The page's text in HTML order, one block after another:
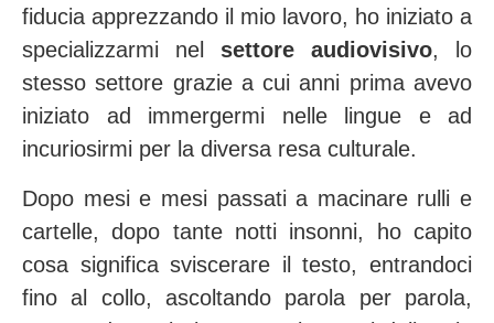
fiducia apprezzando il mio lavoro, ho iniziato a
specializzarmi nel settore audiovisivo, lo
stesso settore grazie a cui anni prima avevo
iniziato ad immergermi nelle lingue e ad
incuriosirmi per la diversa resa culturale.
Dopo mesi e mesi passati a macinare rulli e
cartelle, dopo tante notti insonni, ho capito
cosa significa sviscerare il testo, entrandoci
fino al collo, ascoltando parola per parola,